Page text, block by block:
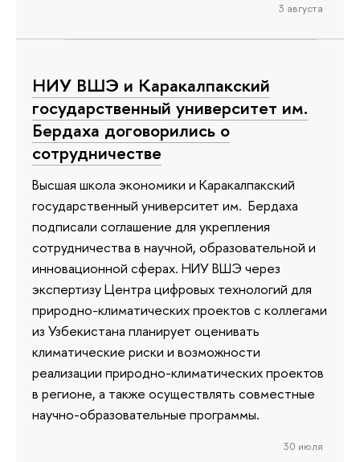
3 августа
НИУ ВШЭ и Каракалпакский
государственный университет им.
Бердаха договорились о
сотрудничестве
Высшая школа экономики и Каракалпакский
государственный университет им. Бердаха
подписали соглашение для укрепления
сотрудничества в научной, образовательной и
инновационной сферах. НИУ ВШЭ через
экспертизу Центра цифровых технологий для
природно-климатических проектов с коллегами
из Узбекистана планирует оценивать
климатические риски и возможности
реализации природно-климатических проектов
в регионе, а также осуществлять совместные
научно-образовательные программы.
30 июля